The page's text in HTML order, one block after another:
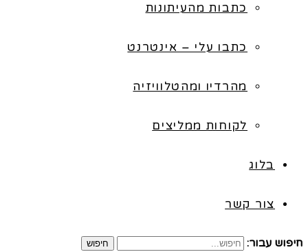
כתבות מהעיתונות
כתבו עלי – אינטרנט
מהרדיו ומהטלוויזיה
לקוחות ממליצים
בלוג
צור קשר
חיפוש עבור: חיפוש